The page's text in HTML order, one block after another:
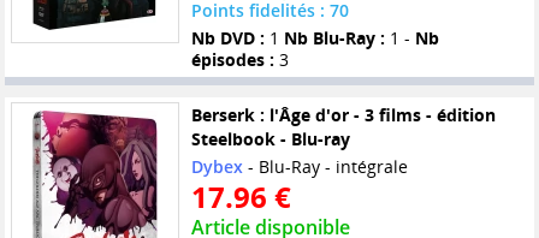
Points fidelités : 70
Nb DVD : 1 Nb Blu-Ray : 1 - Nb
épisodes : 3
Berserk : l'Âge d'or - 3 films - édition
Steelbook - Blu-ray
Dybex- Blu-Ray - intégrale
17.96 €
Article disponible